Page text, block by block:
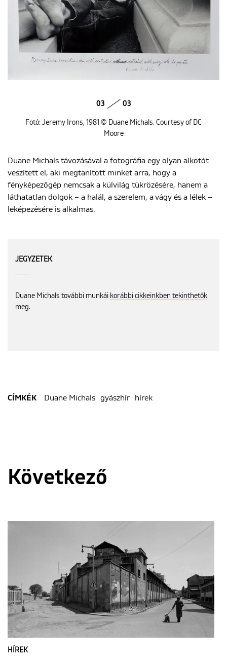
03 03
Fotó: Jeremy Irons, 1981 © Duane Michals. Courtesy of DC
Moore
Duane Michals távozásával a fotográfia egy olyan alkotót
veszített el, aki megtanított minket arra, hogy a
fényképezőgép nemcsak a külvilág tükrözésére, hanem a
láthatatlan dolgok – a halál, a szerelem, a vágy és a lélek –
leképezésére is alkalmas.
JEGYZETEK
Duane Michals további munkái korábbi cikkeinkben tekinthetők
meg.
CÍMKÉK Duane Michals gyászhír hírek
Következő
HÍREK